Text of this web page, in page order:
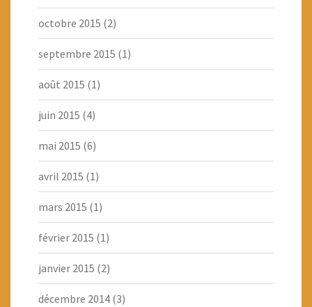
octobre 2015 (2)
septembre 2015 (1)
août 2015 (1)
juin 2015 (4)
mai 2015 (6)
avril 2015 (1)
mars 2015 (1)
février 2015 (1)
janvier 2015 (2)
décembre 2014 (3)